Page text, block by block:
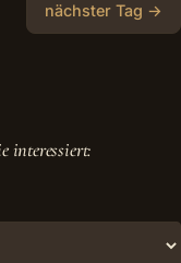
nächster Tag →
interessiert: